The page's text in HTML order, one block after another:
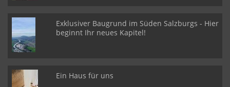
Exklusiver Baugrund im Süden Salzburgs - Hier
beginnt Ihr neues Kapitel!
Ein Haus für uns